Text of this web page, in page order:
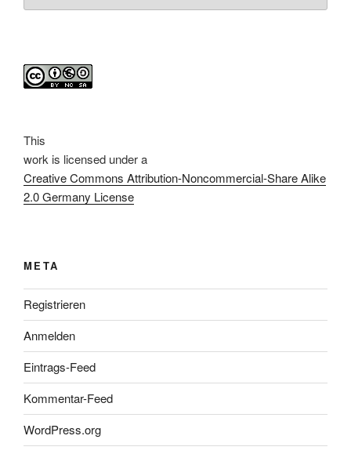
This
work is licensed under a
Creative Commons Attribution-Noncommercial-Share Alike
2.0 Germany License
META
Registrieren
Anmelden
Eintrags-Feed
Kommentar-Feed
WordPress.org